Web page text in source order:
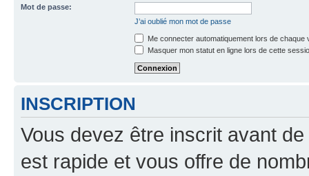
Mot de passe:
J’ai oublié mon mot de passe
Me connecter automatiquement lors de chaque
Masquer mon statut en ligne lors de cette
INSCRIPTION
Vous devez être inscrit avant
est rapide et vous offre de